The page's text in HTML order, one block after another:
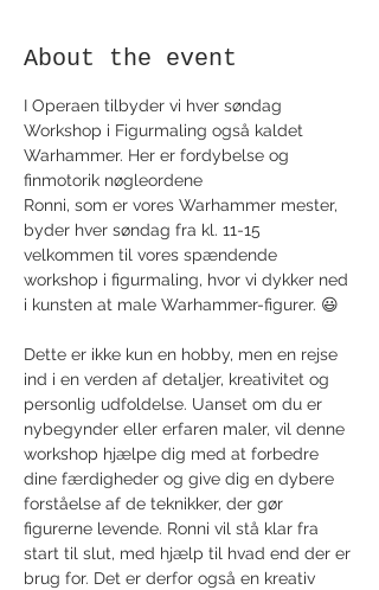
About the event
I Operaen tilbyder vi hver søndag
Workshop i Figurmaling også kaldet
Warhammer. Her er fordybelse og
finmotorik nøgleordene
Ronni, som er vores Warhammer mester,
byder hver søndag fra kl. 11-15
velkommen til vores spændende
workshop i figurmaling, hvor vi dykker ned
i kunsten at male Warhammer-figurer. 😃
Dette er ikke kun en hobby, men en rejse
ind i en verden af detaljer, kreativitet og
personlig udfoldelse. Uanset om du er
nybegynder eller erfaren maler, vil denne
workshop hjælpe dig med at forbedre
dine færdigheder og give dig en dybere
forståelse af de teknikker, der gør
figurerne levende. Ronni vil stå klar fra
start til slut, med hjælp til hvad end der er
brug for. Det er derfor også en kreativ